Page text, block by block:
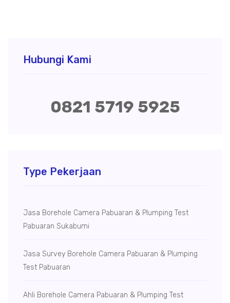
Hubungi Kami
0821 5719 5925
Type Pekerjaan
Jasa Borehole Camera Pabuaran & Plumping Test
Pabuaran Sukabumi
Jasa Survey Borehole Camera Pabuaran & Plumping
Test Pabuaran
Ahli Borehole Camera Pabuaran & Plumping Test